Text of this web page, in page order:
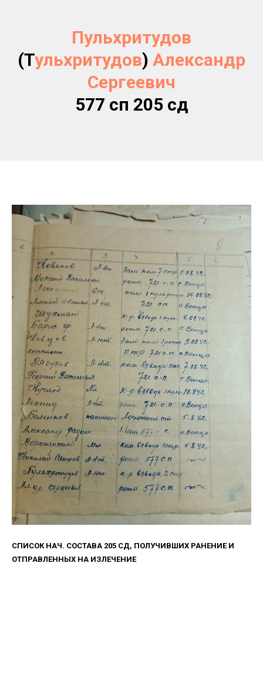
Пульхритудов
(Тульхритудов) Александр
Сергеевич
577 сп 205 сд
СПИСОК НАЧ. СОСТАВА 205 СД, ПОЛУЧИВШИХ РАНЕНИЕ И
ОТПРАВЛЕННЫХ НА ИЗЛЕЧЕНИЕ